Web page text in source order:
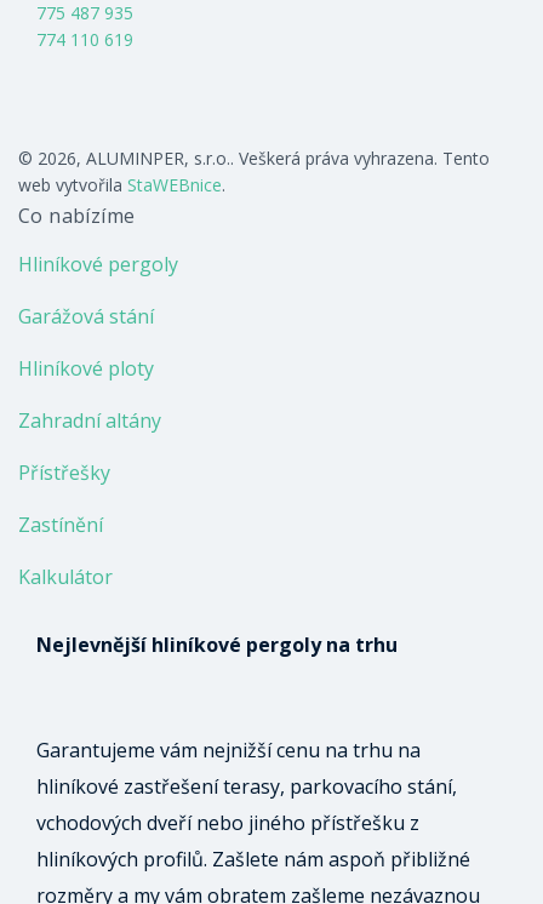
775 487 935
774 110 619
© 2026, ALUMINPER, s.r.o.. Veškerá práva vyhrazena. Tento
web vytvořila StaWEBnice.
Co nabízíme
Hliníkové pergoly
Garážová stání
Hliníkové ploty
Zahradní altány
Přístřešky
Zastínění
Kalkulátor
Nejlevnější hliníkové pergoly na trhu
Garantujeme vám nejnižší cenu na trhu na
hliníkové zastřešení terasy, parkovacího stání,
vchodových dveří nebo jiného přístřešku z
hliníkových profilů. Zašlete nám aspoň přibližné
rozměry a my vám obratem zašleme nezávaznou